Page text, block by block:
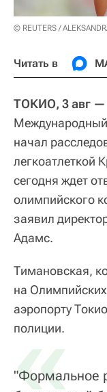
© REUTERS /
Читать в
ТОКИО, 3 авг —
начал
легкоатлеткой
сегодня ждет
олимпийского
заявил
Адамс.
Тимановская,
на Олимпийских
аэропорту
полиции.
«
"Формальное